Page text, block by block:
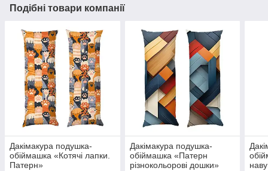
Подібні товари компанії
Дакімакура подушка-
обіймашка «Котячі лапки.
Патерн»
Дакімакура подушка-
обіймашка «Патерн
різнокольорові дошки»